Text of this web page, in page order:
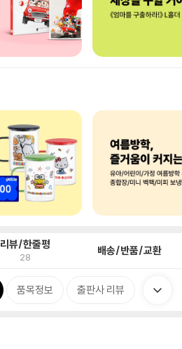
리뷰/한줄평
28 배송/반품/교환
품목정보 출판사 리뷰